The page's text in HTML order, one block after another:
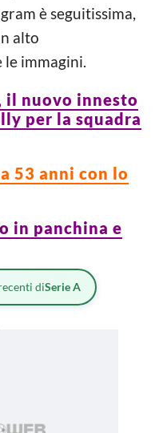
è seguitissima,
alto
immagini.
il nuovo innesto
per la squadra
53 anni con lo
in panchina e
diSerie A